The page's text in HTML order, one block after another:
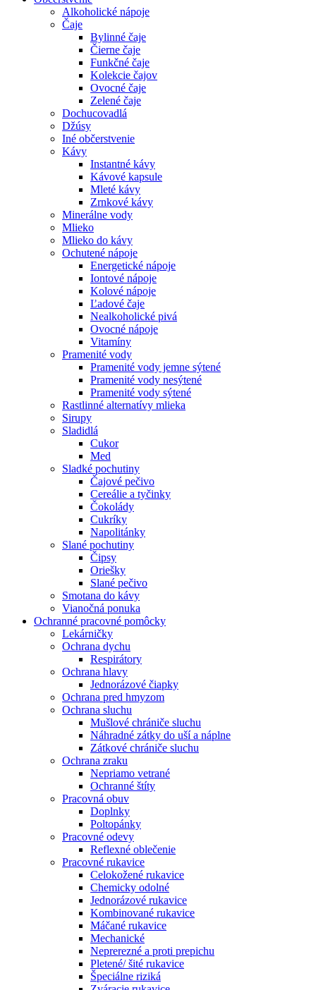
Alkoholické nápoje
Čaje
Bylinné čaje
Čierne čaje
Funkčné čaje
Kolekcie čajov
Ovocné čaje
Zelené čaje
Dochucovadlá
Džúsy
Iné občerstvenie
Kávy
Instantné kávy
Kávové kapsule
Mleté kávy
Zrnkové kávy
Minerálne vody
Mlieko
Mlieko do kávy
Ochutené nápoje
Energetické nápoje
Iontové nápoje
Kolové nápoje
Ľadové čaje
Nealkoholické pivá
Ovocné nápoje
Vitamíny
Pramenité vody
Pramenité vody jemne sýtené
Pramenité vody nesýtené
Pramenité vody sýtené
Rastlinné alternatívy mlieka
Sirupy
Sladidlá
Cukor
Med
Sladké pochutiny
Čajové pečivo
Cereálie a tyčinky
Čokolády
Cukríky
Napolitánky
Slané pochutiny
Čipsy
Oriešky
Slané pečivo
Smotana do kávy
Vianočná ponuka
Ochranné pracovné pomôcky
Lekárničky
Ochrana dychu
Respirátory
Ochrana hlavy
Jednorázové čiapky
Ochrana pred hmyzom
Ochrana sluchu
Mušlové chrániče sluchu
Náhradné zátky do uší a náplne
Zátkové chrániče sluchu
Ochrana zraku
Nepriamo vetrané
Ochranné štíty
Pracovná obuv
Doplnky
Poltopánky
Pracovné odevy
Reflexné oblečenie
Pracovné rukavice
Celokožené rukavice
Chemicky odolné
Jednorázové rukavice
Kombinované rukavice
Máčané rukavice
Mechanické
Neprerezné a proti prepichu
Pletené/ šité rukavice
Špeciálne riziká